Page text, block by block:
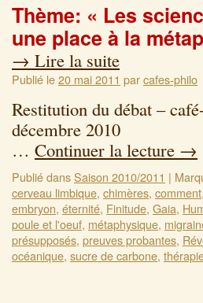
Thème: « Les
une place à la
→ Lire la suite
Publié le20 mai 2011 parcafes-philo
Restitution du débat –
… Continuer la lecture →
Publié dansSaison 2010/2011 |
cerveau limbique, chimères, comment
embryon, éternité, Finitude, Gaia,
poule et l'oeuf, métaphysique,
présupposés, preuves probantes,
océanique, sucre de carbone,